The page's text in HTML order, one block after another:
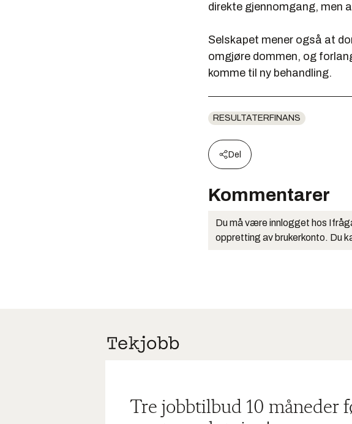
direkte gjennomgang, men
Selskapet mener også at
omgjøre dommen, og
komme til ny behandling.
RESULTATERFINANS
Del
Kommentarer
Du må være innlogget hos
oppretting av brukerkonto. Du
Tre jobbtilbud 10 måneder